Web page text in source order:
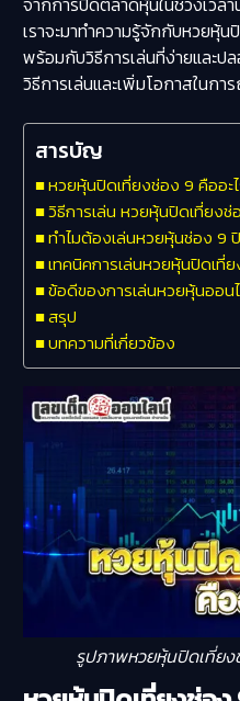
เราจะมาทำความรู้จักกับหวยหุ้
พร้อมกับวิธีการเล่นที่ง่ายและป
วิธีการเล่นและเพิ่มโอกาสในกา
สารบัญ
หวยหุ้นปิดเที่ยงช่อง 9 คืออะ
วิธีการเล่น หวยหุ้นปิดเที่ยงช่
ทำไมต้องเล่นหวยหุ้นช่อง 9
เทคนิคการเล่นหวยหุ้นปิดเที่
ข้อดีของการเล่นหวยหุ้นออน
สรุป
บทความที่เกี่ยวข้อง
รูปภาพหวยหุ้นปิดเที่ย